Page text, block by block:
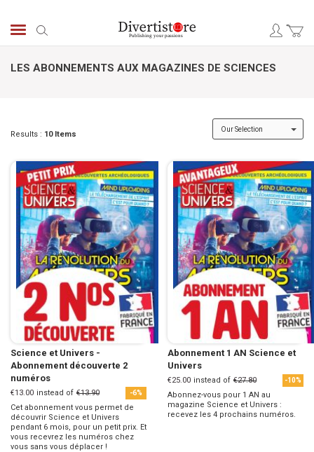
LES ABONNEMENTS AUX MAGAZINES DE SCIENCES
Results : 10Items
Science et Univers -
Abonnement découverte 2
numéros
€13.00 instead of €13.90 -6%
Cet abonnement vous permet de
découvrir Science et Univers
pendant 6 mois, pour un petit prix. Et
vous recevrez les numéros chez
vous sans vous déplacer !
Abonnement 1 AN Science et
Univers
€25.00 instead of €27.80 -10%
Abonnez-vous pour 1 AN au
magazine Science et Univers :
recevez les 4 prochains numéros.